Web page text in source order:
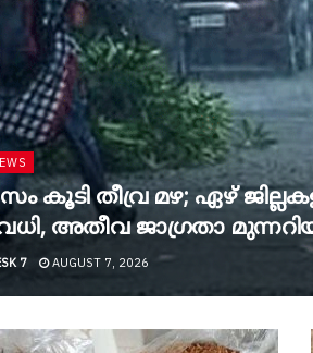
കൂടി തീവ്ര മഴ; ഏഴ്
അതീവ ജാ​ഗ്രതാ
7 AUGUST 7, 2026